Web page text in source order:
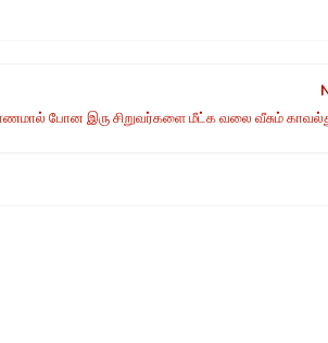
போன இரு சிறுவர்களை மீட்க வலை வீசும்